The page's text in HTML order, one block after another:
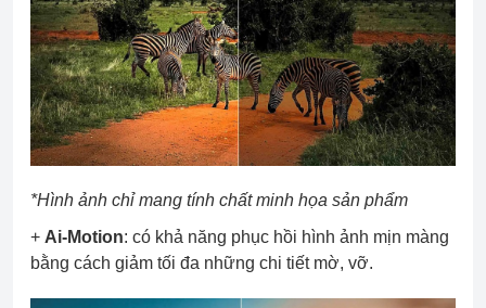
*Hình ảnh chỉ mang tính chất minh họa sản phẩm
+ Ai-Motion: có khả năng phục hồi hình ảnh mịn màng
bằng cách giảm tối đa những chi tiết mờ, vỡ.